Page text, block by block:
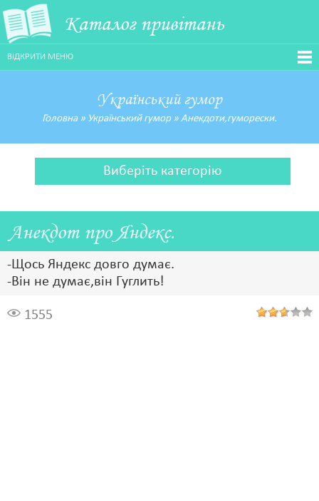
Каталог привітань
ВІДКРИТИ МЕНЮ
Український гумор
Головна» Український гумор» Анекдоти,гуморески.
Виберіть категорію
Анекдот про Яндекс.
-Щось Яндекс довго думає.
-Він не думає,він Гуглить!
1555